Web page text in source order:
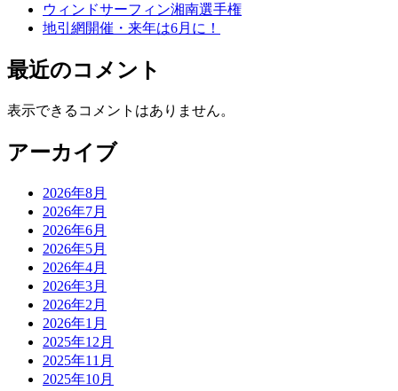
ウィンドサーフィン湘南選手権
地引網開催・来年は6月に！
最近のコメント
表示できるコメントはありません。
アーカイブ
2026年8月
2026年7月
2026年6月
2026年5月
2026年4月
2026年3月
2026年2月
2026年1月
2025年12月
2025年11月
2025年10月